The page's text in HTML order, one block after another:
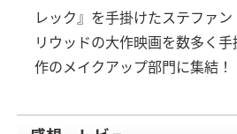
レック』を手掛けたステファ
リウッドの大作映画を数多く
作のメイクアップ部門に集結！